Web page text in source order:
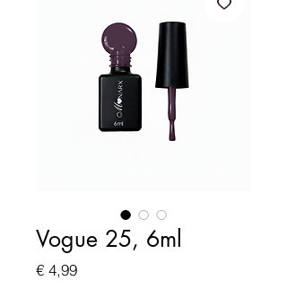
Vogue 25, 6ml
€ 4,99Preis